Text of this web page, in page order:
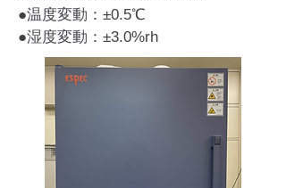
●温度変動：±0.5℃
●湿度変動：±3.0%rh